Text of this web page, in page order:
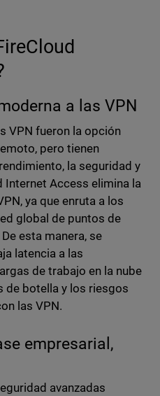
a las VPN
VPN fueron la opción
pero tienen
la seguridad y
Internet Access elimina la
ya que enruta a los
global de puntos de
esta manera, se
latencia a las
de trabajo en la nube
de botella y los riesgos
las VPN.
empresarial,
avanzadas